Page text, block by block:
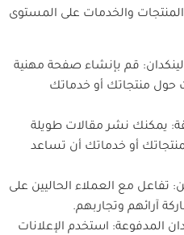
المنتجات والخدمات على المستوى
قم بإنشاء صفحة مهنية
حول منتجاتك أو خدماتك
يمكنك نشر مقالات طويلة
أو خدماتك أن تساعد
تفاعل مع العملاء الحاليين على
آرائهم وتجاربهم.
المدفوعة: استخدم الإعلانات